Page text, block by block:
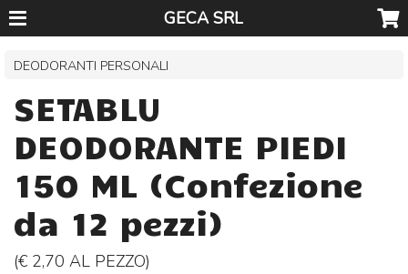
GECA SRL
DEODORANTI PERSONALI
SETABLU
DEODORANTE PIEDI
150 ML (Confezione
da 12 pezzi)
(€ 2,70 AL PEZZO)